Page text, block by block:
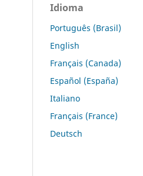
Idioma
Português (Brasil)
English
Français (Canada)
Español (España)
Italiano
Français (France)
Deutsch